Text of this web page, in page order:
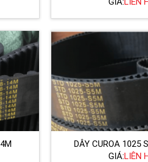
DÂY CUROA 1025
GIÁ:LIÊN